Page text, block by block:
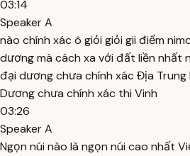
03:14
Speaker A
nào chính xác ô giỏi giỏi gii điểm
dương mà cách xa với đất liền nhất
đại dương chưa chính xác Địa Trung
Dương chưa chính xác thi Vinh
03:26
Speaker A
Ngọn núi nào là ngọn núi cao nhất